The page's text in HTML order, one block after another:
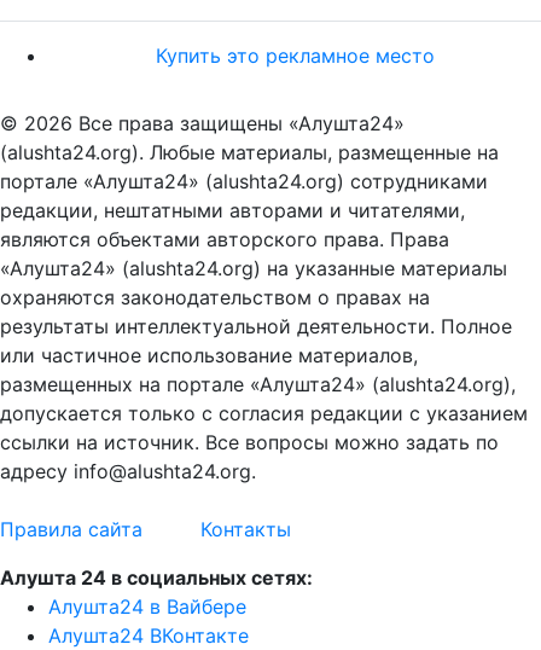
Купить это рекламное место
© 2026 Все права защищены «Алушта24»
(alushta24.org). Любые материалы, размещенные на
портале «Алушта24» (alushta24.org) сотрудниками
редакции, нештатными авторами и читателями,
являются объектами авторского права. Права
«Алушта24» (alushta24.org) на указанные материалы
охраняются законодательством о правах на
результаты интеллектуальной деятельности. Полное
или частичное использование материалов,
размещенных на портале «Алушта24» (alushta24.org),
допускается только с согласия редакции с указанием
ссылки на источник. Все вопросы можно задать по
адресу info@alushta24.org.
Правила сайта
Контакты
Алушта 24 в социальных сетях:
Алушта24 в Вайбере
Алушта24 ВКонтакте